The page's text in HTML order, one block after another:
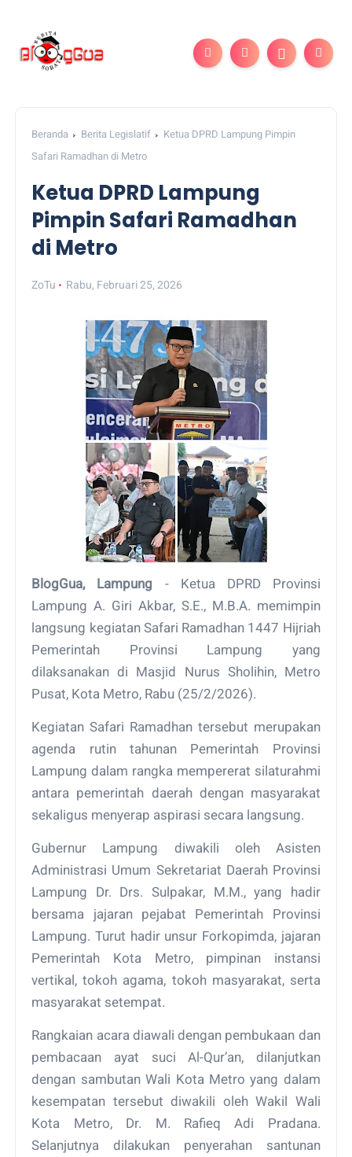
Beranda Berita Legislatif
Ketua DPRD Lampung Pimpin
Safari Ramadhan di Metro
Ketua DPRD Lampung
Pimpin Safari Ramadhan
di Metro
ZoTu Rabu, Februari 25, 2026
BlogGua, Lampung - Ketua DPRD Provinsi
Lampung A. Giri Akbar, S.E., M.B.A. memimpin
langsung kegiatan Safari Ramadhan 1447 Hijriah
Pemerintah Provinsi Lampung yang
dilaksanakan di Masjid Nurus Sholihin, Metro
Pusat, Kota Metro, Rabu (25/2/2026).
Kegiatan Safari Ramadhan tersebut merupakan
agenda rutin tahunan Pemerintah Provinsi
Lampung dalam rangka mempererat silaturahmi
antara pemerintah daerah dengan masyarakat
sekaligus menyerap aspirasi secara langsung.
Gubernur Lampung diwakili oleh Asisten
Administrasi Umum Sekretariat Daerah Provinsi
Lampung Dr. Drs. Sulpakar, M.M., yang hadir
bersama jajaran pejabat Pemerintah Provinsi
Lampung. Turut hadir unsur Forkopimda, jajaran
Pemerintah Kota Metro, pimpinan instansi
vertikal, tokoh agama, tokoh masyarakat, serta
masyarakat setempat.
Rangkaian acara diawali dengan pembukaan dan
pembacaan ayat suci Al-Qur’an, dilanjutkan
dengan sambutan Wali Kota Metro yang dalam
kesempatan tersebut diwakili oleh Wakil Wali
Kota Metro, Dr. M. Rafieq Adi Pradana.
Selanjutnya dilakukan penyerahan santunan